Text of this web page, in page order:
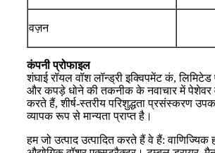
वज़न
कंपनी प्रोफाइल
शंघाई रॉयल वॉश लॉन्ड्री इक्विपमेंट कं,
और कपड़े धोने की तकनीक के नवाचार में पेशेवर
करते हैं, शीर्ष-स्तरीय परिशुद्धता प्रसंस्करण
व्यापक रूप से मान्यता प्राप्त है।
हम जो उत्पाद उत्पादित करते हैं वे हैं: